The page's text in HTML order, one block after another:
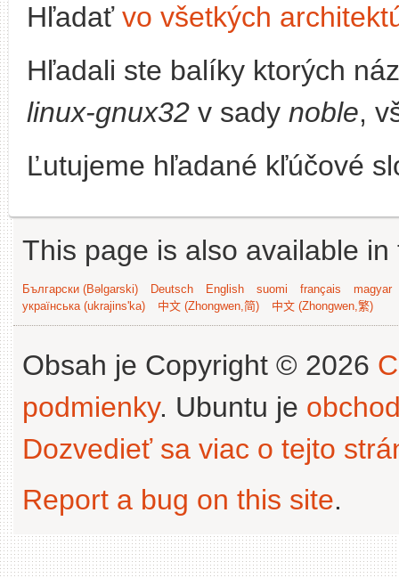
Hľadať vo všetkých
Hľadali ste balíky ktorých
linux-gnux32 v sady noble,
Ľutujeme hľadané kľúčové
This page is also available
Български (Bəlgarski) Deutsch English suomi français
magyar
українська (ukrajins'ka)
中文 (Zhongwen,简) 中文 (Zhongwen,繁)
Obsah je Copyright © 2026
podmienky. Ubuntu je
Dozvedieť sa viac o tejto
Report a bug on this site.